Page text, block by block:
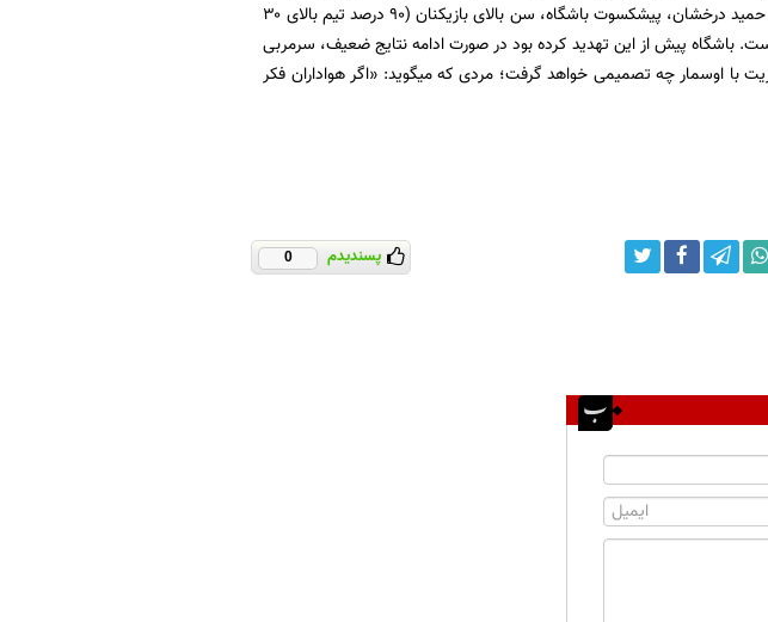
است. حمید درخشان، پیشکسوت باشگاه، سن بالای بازیکنان (۹۰ درصد تیم بالای ۳۰
اصلی این نتایج دانست. باشگاه پیش از این تهدید کرده بود در صورت ادامه نتایج ضعیف، سرمربی
با اوسمار چه تصمیمی خواهد گرفت؛ مردی که میگوید: «اگر هواداران فکر
پسندیدم 0